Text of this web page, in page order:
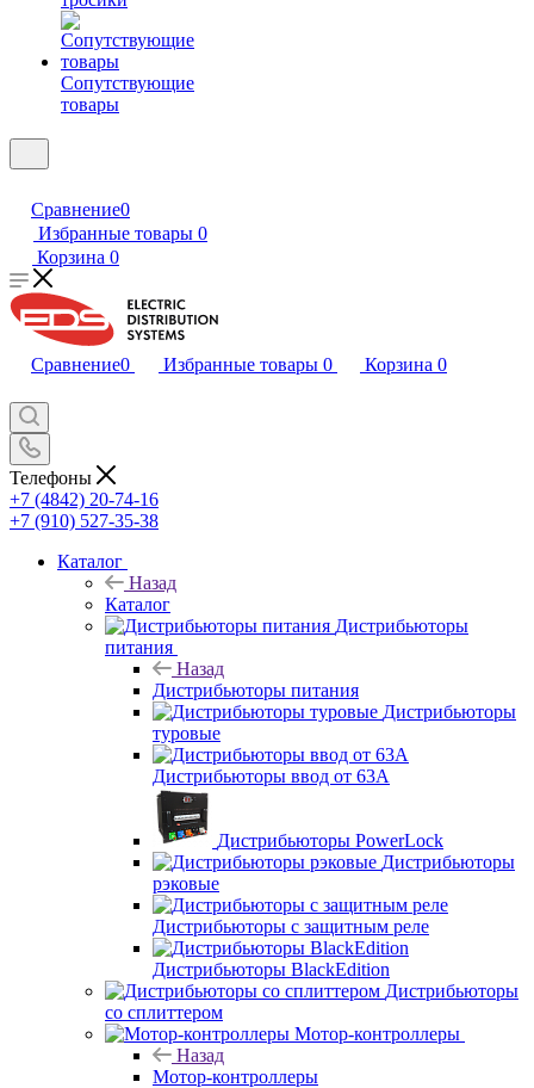
Сопутствующие
товары
Сравнение0
Избранные товары 0
Корзина 0
Сравнение0 Избранные товары 0 Корзина 0
Телефоны
+7 (4842) 20-74-16
+7 (910) 527-35-38
Каталог
Назад
Каталог
Дистрибьюторы
питания
Назад
Дистрибьюторы питания
Дистрибьюторы
туровые
Дистрибьюторы ввод от 63A
Дистрибьюторы PowerLock
Дистрибьюторы
рэковые
Дистрибьюторы с защитным реле
Дистрибьюторы BlackEdition
Дистрибьюторы
со сплиттером
Мотор-контроллеры
Назад
Мотор-контроллеры